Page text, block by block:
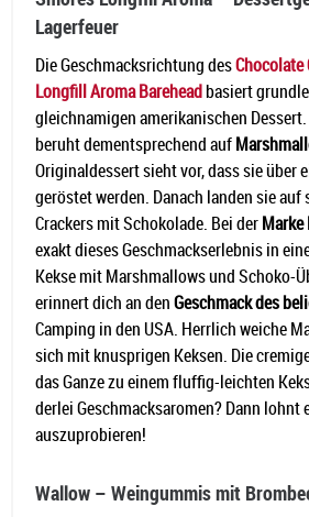
Lagerfeuer
Die Geschmacksrichtung desChocolate
Longfill Aroma Bareheadbasiert
gleichnamigen amerikanischen
beruht dementsprechend auf
Originaldessert sieht vor, dass sie über
geröstet werden. Danach landen sie auf
Crackers mit Schokolade. Bei derMarke
exakt dieses Geschmackserlebnis in
Kekse mit Marshmallows und Schoko-
erinnert dich an denGeschmack des
Camping in den USA. Herrlich weiche
sich mit knusprigen Keksen. Die
das Ganze zu einem fluffig-leichten
derlei Geschmacksaromen? Dann lohnt
auszuprobieren!
Wallow – Weingummis mit